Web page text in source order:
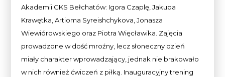
Akademii GKS Bełchatów: Igora Czaplę, Jakuba
Krawętka, Artioma Syreishchykova, Jonasza
Wiewiórowskiego oraz Piotra Więcławika. Zajęcia
prowadzone w dość mroźny, lecz słoneczny dzień
miały charakter wprowadzający, jednak nie brakowało
w nich również ćwiczeń z piłką. Inauguracyjny trening